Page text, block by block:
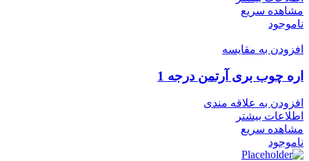
مشاهده سریع
ناموجود
افزودن به مقایسه
اره چوب بری آرتمن درجه 1
افزودن به علاقه مندی
اطلاعات بیشتر
مشاهده سریع
ناموجود